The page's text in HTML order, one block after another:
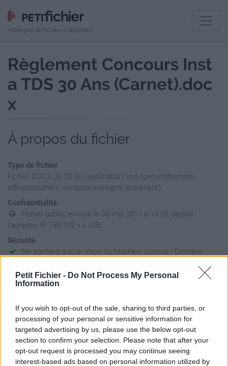
Petit Fichier - Do Not Process My Personal
Information
If you wish to opt-out of the sale, sharing to third parties, or
processing of your personal or sensitive information for
targeted advertising by us, please use the below opt-out
section to confirm your selection. Please note that after your
opt-out request is processed you may continue seeing
interest-based ads based on personal information utilized by
Hébergeur de fichiers indépendant
Règlement Concours Inst
a TDS 30 Ans (Carnet).doc
x
À propos du fichier
Type de fichier
Fichier DOCX de 28 Ko (application/vnd.openxmlformats-
officedocument.wordprocessingml.document)
Confidentialité
Fichier public, envoyé le 30 mai 2017 à 14:39, depuis
l'adresse IP 198.102.x.x (GB)
Sécurité
Ne contient aucun Virus ou Malware connus - Dernière
Statistiques
La présente page de téléchargement a été vue 776 fois depuis
Page de téléchargement
https://www.petit-fichier.fr/2017/05/30/reglement-concours-
insta-tds-30-ans-carnet/
Copier